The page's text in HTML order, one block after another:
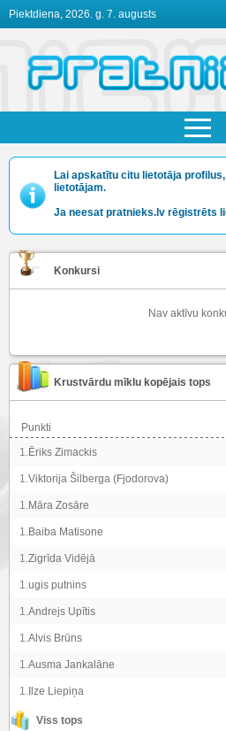
Piektdiena, 2026. g. 7. augusts
Lai apskatītu citu lietotāja
lietotājam.
Ja neesat pratnieks.lv rēgistrēts
Konkursi
Nav aktīvu
Krustvārdu mīklu kopējais tops
Punkti
1.Ēriks Zimackis
1.Viktorija Šilberga (Fjodorova)
1.Māra Zosāre
1.Baiba Matisone
1.Zigrīda Vidējā
1.ugis putnins
1.Andrejs Upītis
1.Alvis Brūns
1.Ausma Jankalāne
1.Ilze Liepiņa
Viss tops